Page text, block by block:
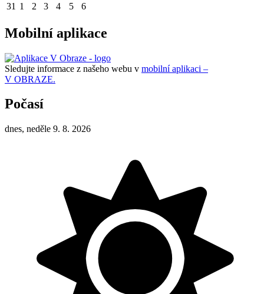
31 1 2 3 4 5 6
Mobilní aplikace
Sledujte informace z našeho webu v mobilní aplikaci –
V OBRAZE.
Počasí
dnes, neděle 9. 8. 2026